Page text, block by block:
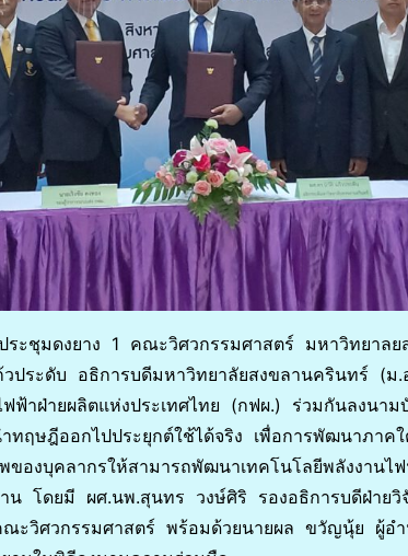
ชุมดงยาง 1 คณะวิศวกรรมศาสตร์ มหาวิทยาลย
ประดับ อธิการบดีมหาวิทยาลัยสงขลานครินทร์ (ม.
ฟ้าฝ่ายผลิตแห่งประเทศไทย (กฟผ.) ร่วมกันลงนา
ทฤษฎีออกไปประยุกต์ใช้ได้จริง เพื่อการพัฒนาภาค
ของบุคลากรให้สามารถพัฒนาเทคโนโลยีพลังงานไ
น โดยมี ผศ.นพ.สุนทร วงษ์ศิริ รองอธิการบดีฝ่ายวิ
วิศวกรรมศาสตร์ พร้อมด้วยนายผล ขวัญนุ้ย ผู้อำ